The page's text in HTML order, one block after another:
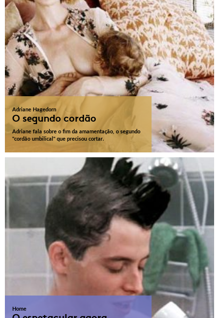
Adriane Hagedorn
O segundo cordão
Adriane fala sobre o fim da amamentação, o segundo
"cordão umbilical" que precisou cortar.
Home